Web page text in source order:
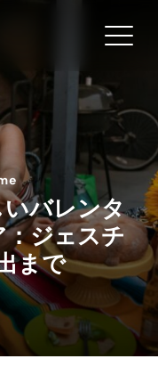
バレンタ
ジェスチ
まで